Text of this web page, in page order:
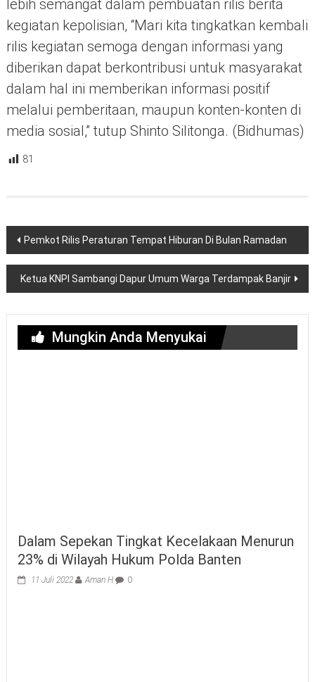
lebih semangat dalam pembuatan rilis berita
kegiatan kepolisian, “Mari kita tingkatkan kembali
rilis kegiatan semoga dengan informasi yang
diberikan dapat berkontribusi untuk masyarakat
dalam hal ini memberikan informasi positif
melalui pemberitaan, maupun konten-konten di
media sosial,” tutup Shinto Silitonga. (Bidhumas)
81
Navigasi
pos
Pemkot Rilis Peraturan Tempat Hiburan Di Bulan Ramadan
Ketua KNPI Sambangi Dapur Umum Warga Terdampak Banjir
Mungkin Anda Menyukai
Dalam Sepekan Tingkat Kecelakaan Menurun
23% di Wilayah Hukum Polda Banten
11 Juli 2022 Aman H 0